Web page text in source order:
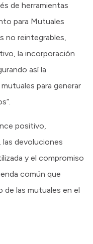
de herramientas
para Mutuales
no reintegrables,
la incorporación
así la
para generar
positivo,
las devoluciones
y el compromiso
común que
de las mutuales en el